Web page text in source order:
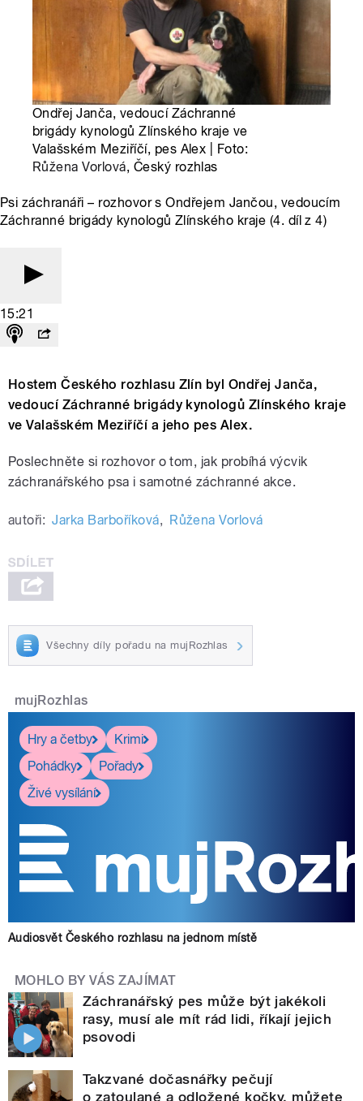
Ondřej Janča, vedoucí Záchranné
brigády kynologů Zlínského kraje ve
Valašském Meziříčí, pes Alex | Foto:
Růžena Vorlová, Český rozhlas
Psi záchranáři – rozhovor s Ondřejem Jančou, vedoucím
Záchranné brigády kynologů Zlínského kraje (4. díl z 4)
15:21
Hostem Českého rozhlasu Zlín byl Ondřej Janča,
vedoucí Záchranné brigády kynologů Zlínského kraje
ve Valašském Meziříčí a jeho pes Alex.
Poslechněte si rozhovor o tom, jak probíhá výcvik
záchranářského psa i samotné záchranné akce.
autoři: Jarka Barboříková, Růžena Vorlová
Všechny díly pořadu na mujRozhlas
mujRozhlas
Hry a četby
Krimi
Pohádky
Pořady
Živé vysílání
Audiosvět Českého rozhlasu na jednom místě
MOHLO BY VÁS ZAJÍMAT
Záchranářský pes může být jakékoli
rasy, musí ale mít rád lidi, říkají jejich
psovodi
Takzvané dočasnářky pečují
o zatoulané a odložené kočky, můžete